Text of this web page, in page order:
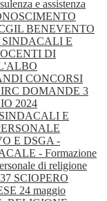
e assistenza
BENEVENTO
E
DI
CONCORSI
DOMANDE 3
2024
E
E DSGA -
- Formazione
di religione
SCIOPERO
24 maggio